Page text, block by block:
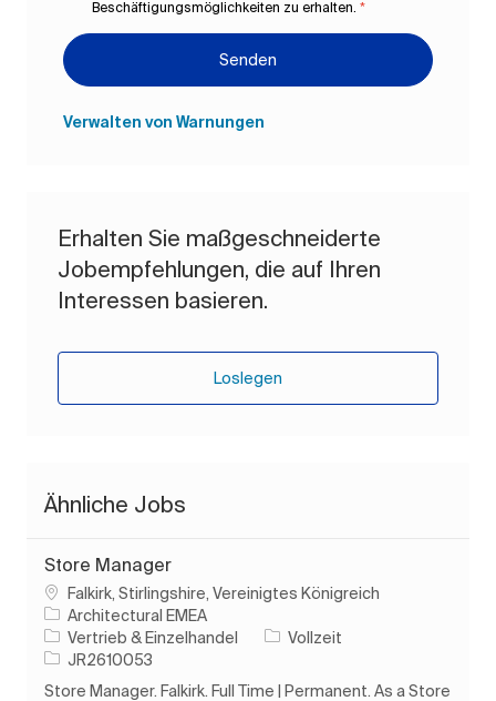
Beschäftigungsmöglichkeiten zu erhalten. *
Senden
Verwalten von Warnungen
Erhalten Sie maßgeschneiderte
Jobempfehlungen, die auf Ihren
Interessen basieren.
Loslegen
Ähnliche Jobs
Store Manager
Ort
Falkirk, Stirlingshire, Vereinigtes Königreich
Architectural EMEA
Kategorie
Vertrieb & Einzelhandel Auftragstyp
Vollzeit
Auftrags-ID
JR2610053
Store Manager. Falkirk. Full Time | Permanent. As a Store